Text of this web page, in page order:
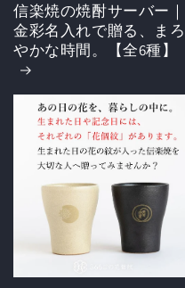
信楽焼の焼酎サーバー｜
金彩名入れで贈る、まろ
やかな時間。【全6種】